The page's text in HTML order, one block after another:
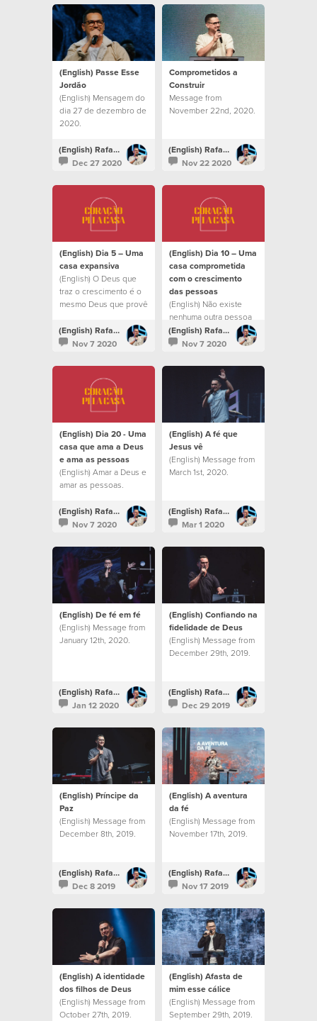
(English) Passe Esse
Jordão
(English) Mensagem do
dia 27 de dezembro de
2020.
(English) Rafael Bitencourt
Dec 27 2020
Comprometidos a
Construir
Message from
November 22nd, 2020.
(English) Rafael Bitencourt
Nov 22 2020
(English) Dia 5 – Uma
casa expansiva
(English) O Deus que
traz o crescimento é o
mesmo Deus que provê
milagrosamente.
(English) Rafael Bitencourt
Nov 7 2020
(English) Dia 10 – Uma
casa comprometida
com o crescimento
das pessoas
(English) Não existe
nenhuma outra pessoa
no mundo que tenha o
potencial que você tem.
(English) Rafael Bitencourt
Nov 7 2020
(English) Dia 20 - Uma
casa que ama a Deus
e ama as pessoas
(English) Amar a Deus e
amar as pessoas.
(English) Rafael Bitencourt
Nov 7 2020
(English) A fé que
Jesus vê
(English) Message from
March 1st, 2020.
(English) Rafael Bitencourt
Mar 1 2020
(English) De fé em fé
(English) Message from
January 12th, 2020.
(English) Rafael Bitencourt
Jan 12 2020
(English) Confiando na
fidelidade de Deus
(English) Message from
December 29th, 2019.
(English) Rafael Bitencourt
Dec 29 2019
(English) Príncipe da
Paz
(English) Message from
December 8th, 2019.
(English) Rafael Bitencourt
Dec 8 2019
(English) A aventura
da fé
(English) Message from
November 17th, 2019.
(English) Rafael Bitencourt
Nov 17 2019
(English) A identidade
dos filhos de Deus
(English) Message from
October 27th, 2019.
(English) Afasta de
mim esse cálice
(English) Message from
September 29th, 2019.